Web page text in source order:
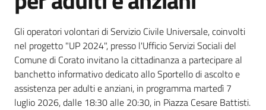
Dettagli della notizia
Gli operatori volontari di Servizio Civile Universale, coinvolti
nel progetto "UP 2024", presso l'Ufficio Servizi Sociali del
Comune di Corato invitano la cittadinanza a partecipare al
banchetto informativo dedicato allo Sportello di ascolto e
assistenza per adulti e anziani, in programma martedì 7
luglio 2026, dalle 18:30 alle 20:30, in Piazza Cesare Battisti.